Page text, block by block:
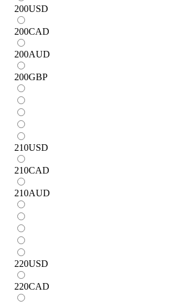
200USD
200CAD
200AUD
200GBP
210USD
210CAD
210AUD
220USD
220CAD